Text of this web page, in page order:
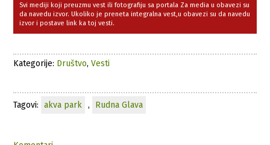
Svi mediji koji preuzmu vest ili fotografiju sa portala Za media u obavezi su
da navedu izvor. Ukoliko je preneta integralna vest,u obavezi su da navedu
izvor i postave link ka toj vesti.
Kategorije: Društvo,Vesti
Tagovi: akva park , Rudna Glava